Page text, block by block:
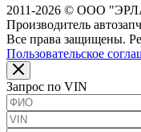
2011-2026 © ООО
Производитель
Все права защищены.
Пользовательское
Запрос по VIN